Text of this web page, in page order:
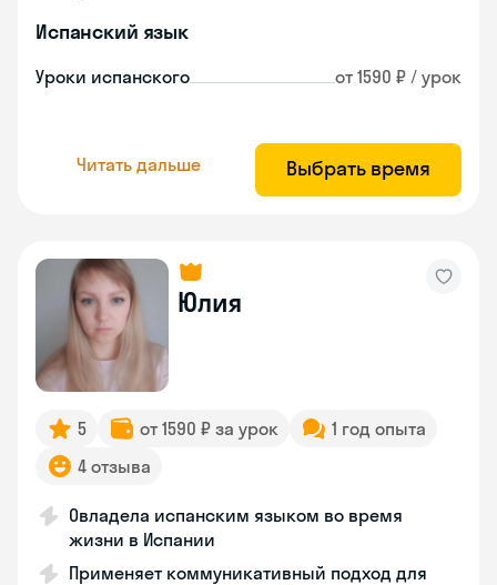
Испанский язык
Уроки испанского от 1590 ₽ / урок
Читать дальше Выбрать время
Юлия
5 от 1590 ₽ за урок
1 год опыта
4 отзыва
Овладела испанским языком во время
жизни в Испании
Применяет коммуникативный подход для